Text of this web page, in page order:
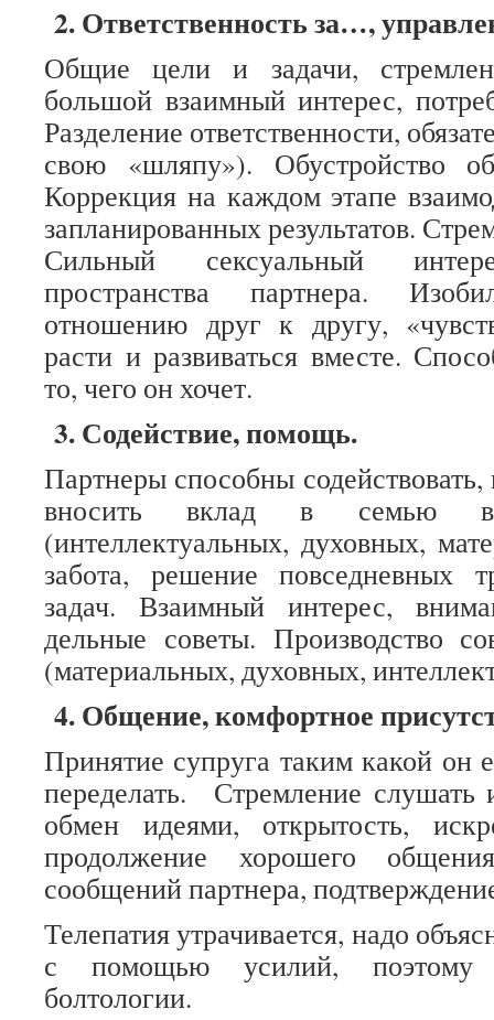
2. Ответственность за…,
Общие цели и задачи,
большой взаимный интерес,
Разделение ответственности,
свою «шляпу»). Обустройство
Коррекция на каждом этапе
запланированных результатов.
Сильный сексуальный
пространства партнера.
отношению друг к другу,
расти и развиваться вместе.
то, чего он хочет.
3. Содействие, помощь.
Партнеры способны содействовать,
вносить вклад в семью в
(интеллектуальных, духовных,
забота, решение повседневных
задач. Взаимный интерес,
дельные советы. Производство
(материальных, духовных,
4. Общение, комфортное
Принятие супруга таким какой он
переделать. Стремление слушать
обмен идеями, открытость,
продолжение хорошего
сообщений партнера,
Телепатия утрачивается, надо
с помощью усилий, поэтому
болтологии.